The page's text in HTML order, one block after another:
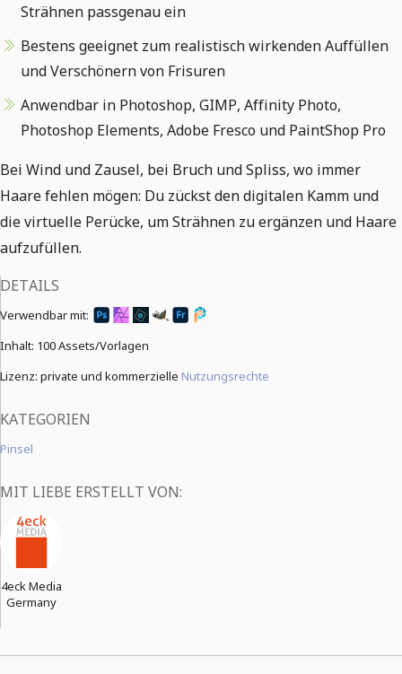
Strähnen passgenau ein
Bestens geeignet zum realistisch wirkenden Auffüllen
und Verschönern von Frisuren
Anwendbar in Photoshop, GIMP, Affinity Photo,
Photoshop Elements, Adobe Fresco und PaintShop Pro
Bei Wind und Zausel, bei Bruch und Spliss, wo immer
Haare fehlen mögen: Du zückst den digitalen Kamm und
die virtuelle Perücke, um Strähnen zu ergänzen und Haare
aufzufüllen.
DETAILS
Verwendbar mit:
Inhalt: 100 Assets/Vorlagen
Lizenz: private und kommerzielle Nutzungsrechte
KATEGORIEN
Pinsel
MIT LIEBE ERSTELLT VON:
4eck Media
Germany